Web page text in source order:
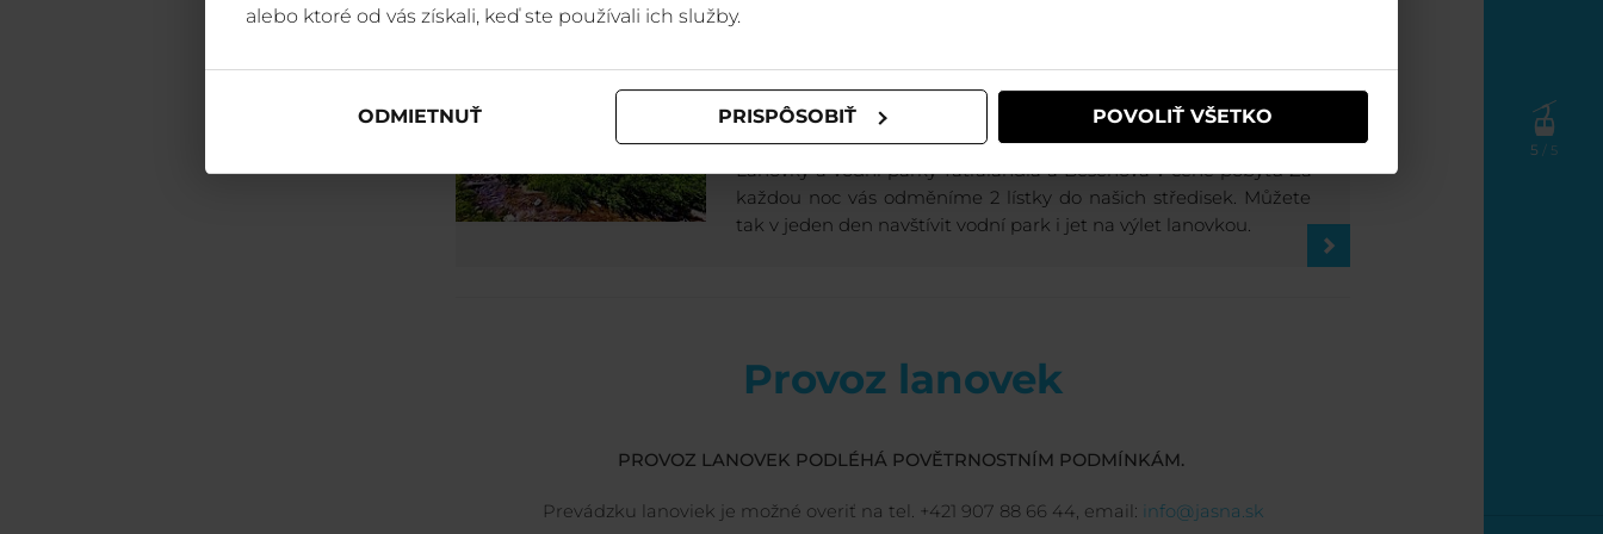
alebo ktoré od vás získali, keď ste používali ich služby.
ODMIETNUŤ PRISPÔSOBIŤ POVOLIŤ VŠETKO
5 / 5
NOVINKA LÉTA
Dovolená s lanovkami a vodními parky v
cene pobytu
Lanovky a vodní parky Tatralandia a Bešeňová v ceně pobytu Za
každou noc vás odměníme 2 lístky do našich středisek. Můžete
tak v jeden den navštívit vodní park i jet na výlet lanovkou.
Provoz lanovek
PROVOZ LANOVEK PODLÉHÁ POVĚTRNOSTNÍM PODMÍNKÁM.
Prevádzku lanoviek je možné overiť na tel. +421 907 88 66 44, email: info@jasna.sk